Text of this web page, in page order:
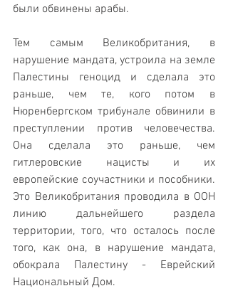
были обвинены арабы.
Тем самым Великобритания, в
нарушение мандата, устроила на земле
Палестины геноцид и сделала это
раньше, чем те, кого потом в
Нюренбергском трибунале обвинили в
преступлении против человечества.
Она сделала это раньше, чем
гитлеровские нацисты и их
европейские соучастники и пособники.
Это Великобритания проводила в ООН
линию дальнейшего раздела
территории, того, что осталось после
того, как она, в нарушение мандата,
обокрала Палестину - Еврейский
Национальный Дом.